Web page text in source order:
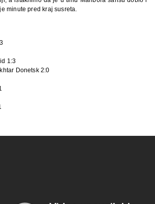
minute pred kraj susreta.
1:3
Donetsk 2:0